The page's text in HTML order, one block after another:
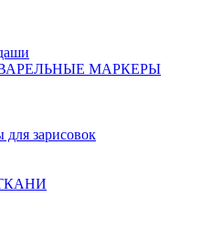
МАРКЕРЫ
зарисовок